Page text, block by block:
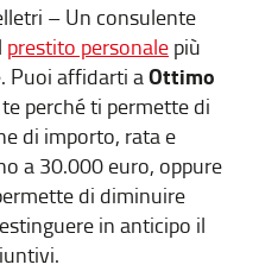
– Un consulente
prestito personale più
Puoi affidarti aOttimo
perché ti permette di
di importo, rata e
a 30.000 euro, oppure
di diminuire
in anticipo il